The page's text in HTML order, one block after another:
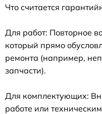
Что считается
Для работ: Повторное
который прямо
ремонта (например,
запчасти).
Для комплектующих:
работе или